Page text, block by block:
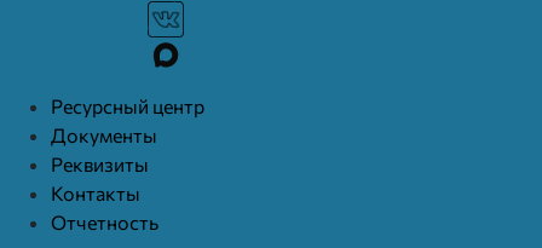
Ресурcный центр
Документы
Реквизиты
Контакты
Отчетность